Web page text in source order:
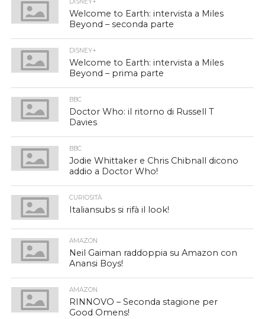
Welcome to Earth: intervista a Miles
Beyond – seconda parte
DISNEY+
Welcome to Earth: intervista a Miles
Beyond – prima parte
BBC
Doctor Who: il ritorno di Russell T
Davies
BBC
Jodie Whittaker e Chris Chibnall dicono
addio a Doctor Who!
CURIOSITÀ
Italiansubs si rifà il look!
AMAZON
Neil Gaiman raddoppia su Amazon con
Anansi Boys!
AMAZON
RINNOVO – Seconda stagione per
Good Omens!